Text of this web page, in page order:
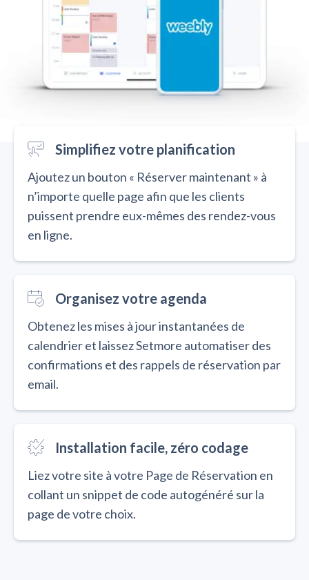
Simplifiez votre planification
Ajoutez un bouton « Réserver maintenant » à
n’importe quelle page afin que les clients
puissent prendre eux-mêmes des rendez-vous
en ligne.
Organisez votre agenda
Obtenez les mises à jour instantanées de
calendrier et laissez Setmore automatiser des
confirmations et des rappels de réservation par
email.
Installation facile, zéro codage
Liez votre site à votre Page de Réservation en
collant un snippet de code autogénéré sur la
page de votre choix.